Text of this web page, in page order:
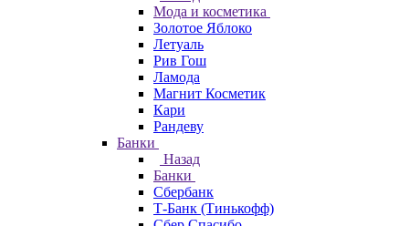
Мода и косметика
Золотое Яблоко
Летуаль
Рив Гош
Ламода
Магнит Косметик
Кари
Рандеву
Банки
Назад
Банки
Сбербанк
Т-Банк (Тинькофф)